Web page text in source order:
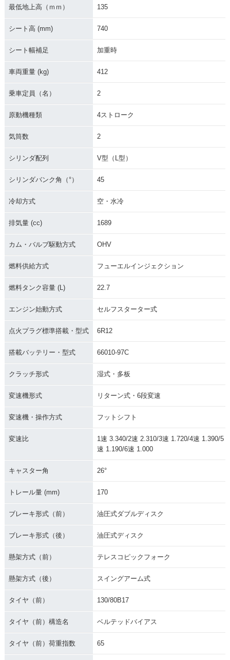
2013年 FLHTK103
ェンジ
2012年 FLHTK103
ェンジ
ctra Glide Ultra Li
e Ultra Limited・フ
最低地上高（ｍｍ） 135
シート高 (mm) 740
シート幅補足 加重時
車両重量 (kg) 412
乗車定員（名） 2
原動機種類 4ストローク
気筒数 2
シリンダ配列 V型（L型）
シリンダバンク角（°） 45
冷却方式 空・水冷
排気量 (cc) 1689
カム・バルブ駆動方式 OHV
燃料供給方式 フューエルインジェクション
燃料タンク容量 (L) 22.7
エンジン始動方式 セルフスターター式
点火プラグ標準搭載・型式 6R12
搭載バッテリー・型式 66010-97C
クラッチ形式 湿式・多板
変速機形式 リターン式・6段変速
変速機・操作方式 フットシフト
変速比
1速 3.340/2速 2.310/3速 1.720/4速 1.390/5
速 1.190/6速 1.000
キャスター角 26°
トレール量 (mm) 170
ブレーキ形式（前） 油圧式ダブルディスク
ブレーキ形式（後） 油圧式ディスク
懸架方式（前） テレスコピックフォーク
懸架方式（後） スイングアーム式
タイヤ（前） 130/80B17
タイヤ（前）構造名 ベルテッドバイアス
タイヤ（前）荷重指数 65